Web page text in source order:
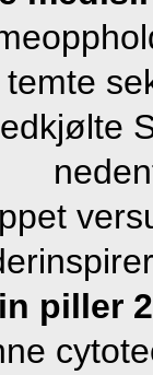
piller